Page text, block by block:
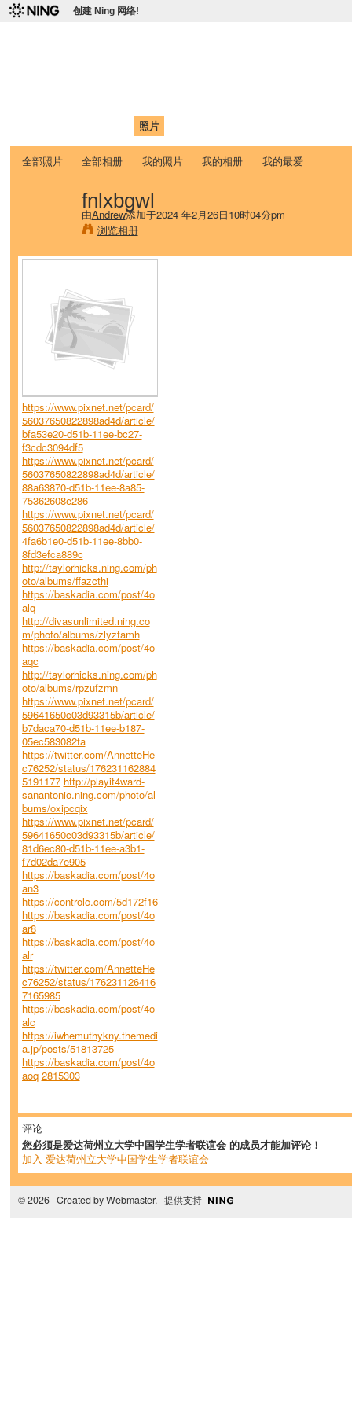
创建 Ning 网络!
照片
全部照片 全部相册 我的照片 我的相册 我的最爱
fnlxbgwl
由Andrew添加于2024 年2月26日10时04分pm
浏览相册
https://www.pixnet.net/pcard/
56037650822898ad4d/article/
bfa53e20-d51b-11ee-bc27-
f3cdc3094df5
https://www.pixnet.net/pcard/
56037650822898ad4d/article/
88a63870-d51b-11ee-8a85-
75362608e286
https://www.pixnet.net/pcard/
56037650822898ad4d/article/
4fa6b1e0-d51b-11ee-8bb0-
8fd3efca889c
http://taylorhicks.ning.com/ph
oto/albums/ffazcthi
https://baskadia.com/post/4o
alq
http://divasunlimited.ning.co
m/photo/albums/zlyztamh
https://baskadia.com/post/4o
aqc
http://taylorhicks.ning.com/ph
oto/albums/rpzufzmn
https://www.pixnet.net/pcard/
59641650c03d93315b/article/
b7daca70-d51b-11ee-b187-
05ec583082fa
https://twitter.com/AnnetteHe
c76252/status/176231162884
5191177 http://playit4ward-
sanantonio.ning.com/photo/al
bums/oxipcqix
https://www.pixnet.net/pcard/
59641650c03d93315b/article/
81d6ec80-d51b-11ee-a3b1-
f7d02da7e905
https://baskadia.com/post/4o
an3
https://controlc.com/5d172f16
https://baskadia.com/post/4o
ar8
https://baskadia.com/post/4o
alr
https://twitter.com/AnnetteHe
c76252/status/176231126416
7165985
https://baskadia.com/post/4o
alc
https://iwhemuthykny.themedi
a.jp/posts/51813725
https://baskadia.com/post/4o
aoq 2815303
评论
您必须是爱达荷州立大学中国学生学者联谊会 的成员才能加评论！
加入 爱达荷州立大学中国学生学者联谊会
© 2026 Created byWebmaster. 提供支持